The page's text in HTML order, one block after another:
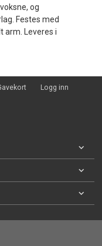
og
Festes med
arm. Leveres i
Logg inn